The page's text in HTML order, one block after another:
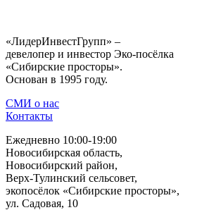
«ЛидерИнвестГрупп» –
девелопер и инвестор Эко-посёлка
«Сибирские просторы».
Основан в 1995 году.
СМИ о нас
Контакты
Ежедневно 10:00-19:00
Новосибирская область,
Новосибирский район,
Верх-Тулинский сельсовет,
экопосёлок «Сибирские просторы»,
ул. Садовая, 10